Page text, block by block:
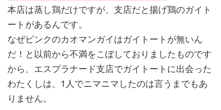
本店は蒸し鶏だけですが、支店だと揚げ鶏のガイト
ートがあるんです。
なぜピンクのカオマンガイはガイトートが無いん
だ！と以前から不満をこぼしておりましたものです
から、エスプラナード支店でガイトートに出会った
わたくしは、1人でニマニマしたのは言うまでもあ
りません。